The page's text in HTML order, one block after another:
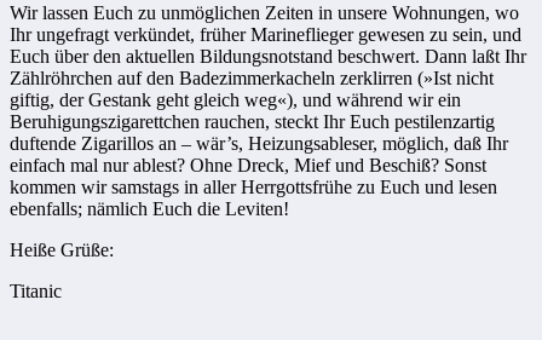
Wir lassen Euch zu unmöglichen Zeiten in unsere Wohnungen, wo
Ihr ungefragt verkündet, früher Marineflieger gewesen zu sein, und
Euch über den aktuellen Bildungsnotstand beschwert. Dann laßt Ihr
Zählröhrchen auf den Badezimmerkacheln zerklirren (»Ist nicht
giftig, der Gestank geht gleich weg«), und während wir ein
Beruhigungszigarettchen rauchen, steckt Ihr Euch pestilenzartig
duftende Zigarillos an – wär’s, Heizungsableser, möglich, daß Ihr
einfach mal nur ablest? Ohne Dreck, Mief und Beschiß? Sonst
kommen wir samstags in aller Herrgottsfrühe zu Euch und lesen
ebenfalls; nämlich Euch die Leviten!
Heiße Grüße:
Titanic